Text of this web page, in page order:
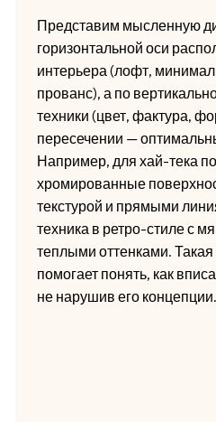
Представим мысленную
горизонтальной оси
интерьера (лофт,
прованс), а по
техники (цвет, фактура,
пересечении —
Например, для хай-тека
хромированные
текстурой и прямыми
техника в ретро-стиле с
теплыми оттенками.
помогает понять, как
не нарушив его концепции.